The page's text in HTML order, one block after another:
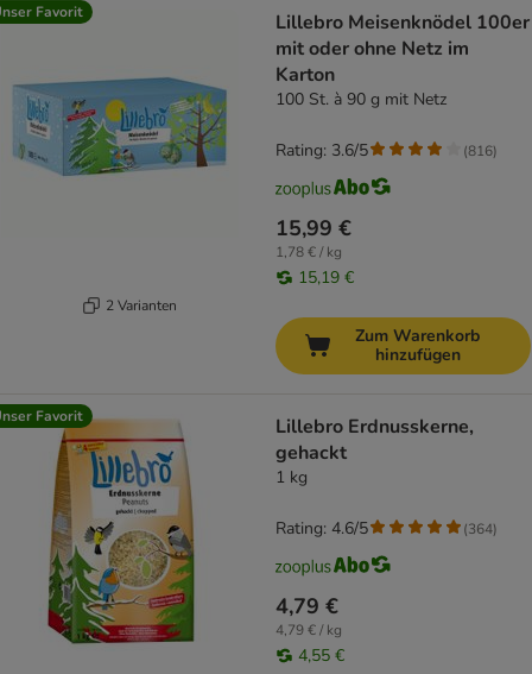
Favorit
2 Varianten
Lillebro Meisenknödel 100er
mit oder ohne Netz im
Karton
100 St. à 90 g mit Netz
15,99 €
1,78 € / kg
15,19 €
Rating: 3.6/5 (816)
Zum Warenkorb
hinzufügen
Favorit
Lillebro Erdnusskerne,
gehackt
1 kg
4,79 €
4,79 € / kg
4,55 €
Rating: 4.6/5 (364)